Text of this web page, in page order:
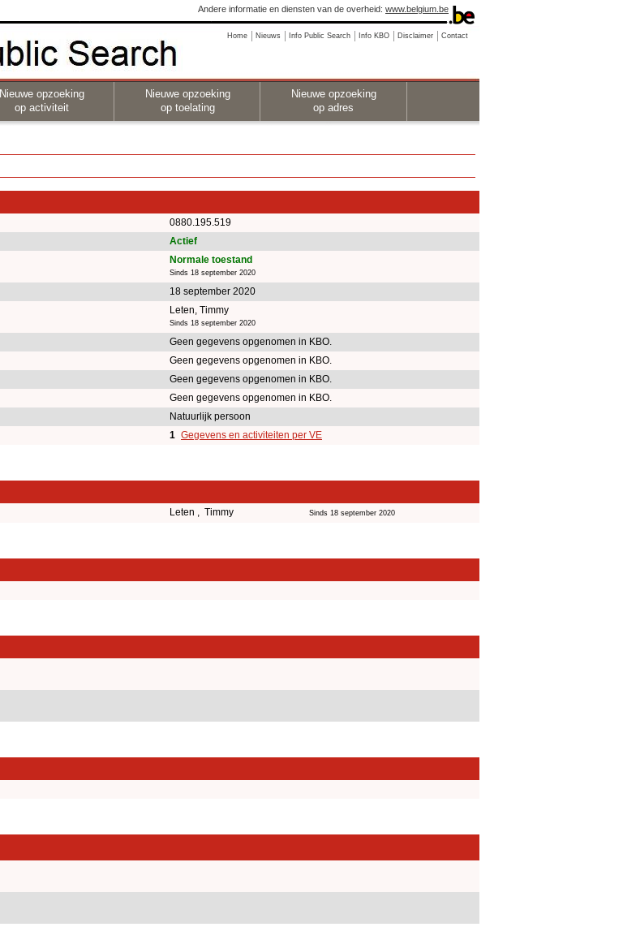
Andere informatie en diensten van de overheid: www.belgium.be
Home Nieuws Info Public Search Info KBO Disclaimer Contact
Nieuwe opzoeking
op activiteit
Nieuwe opzoeking
op toelating
Nieuwe opzoeking
op adres
0880.195.519
Actief
Normale toestand
Sinds 18 september 2020
18 september 2020
Leten, Timmy
Sinds 18 september 2020
Geen gegevens opgenomen in KBO.
Geen gegevens opgenomen in KBO.
Geen gegevens opgenomen in KBO.
Geen gegevens opgenomen in KBO.
Natuurlijk persoon
1 Gegevens en activiteiten per VE
Leten , Timmy Sinds 18 september 2020